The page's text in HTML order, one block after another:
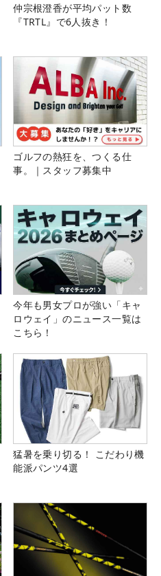
仲宗根澄香が平均パット数
『TRTL』で6人抜き！
ゴルフの熱狂を、つくる仕
事。｜スタッフ募集中
今年も男女プロが強い「キャ
ロウェイ」のニュース一覧は
こちら！
猛暑を乗り切る！ こだわり機
能派パンツ4選